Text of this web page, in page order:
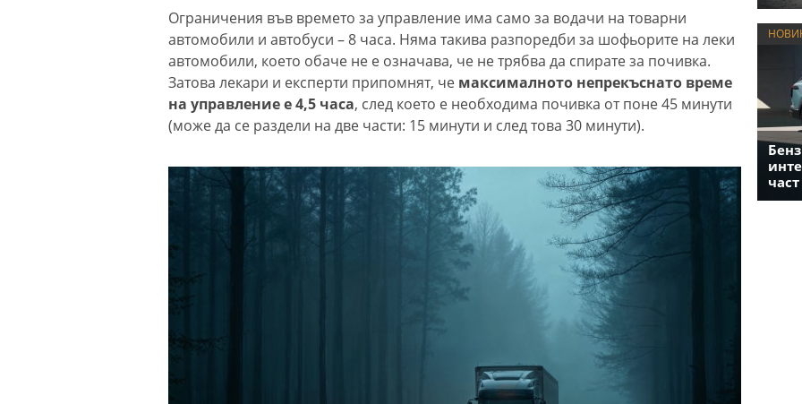
Ограничения във времето за управление има само за водачи на товарни
автомобили и автобуси – 8 часа. Няма такива разпоредби за шофьорите на леки
автомобили, което обаче не е означава, че не трябва да спирате за почивка.
Затова лекари и експерти припомнят, че максималното непрекъснато време
на управление е 4,5 часа, след което е необходима почивка от поне 45 минути
(може да се раздели на две части: 15 минути и след това 30 минути).
част